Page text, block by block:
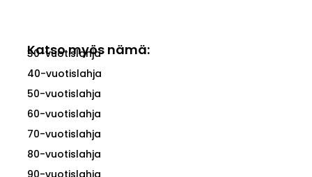
Katso myös nämä:
30-vuotislahja
40-vuotislahja
50-vuotislahja
60-vuotislahja
70-vuotislahja
80-vuotislahja